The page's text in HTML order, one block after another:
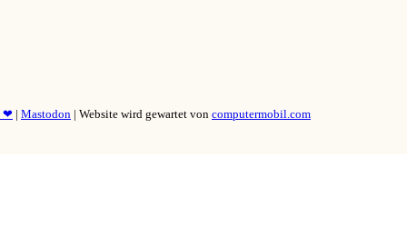
❤ | Mastodon | Website wird gewartet von computermobil.com